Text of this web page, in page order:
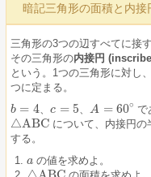
暗記三角形の面積と内接
三角形の3つの辺すべてに接す
その三角形の内接円
という。1つの三角形に対し
つに定まる。
b = 4
b =4 、c = 5
c =5 A = 60∘
A= 60 ∘ で
△ABC
△ABC について、内接円
する。
a
a の値を求めよ。